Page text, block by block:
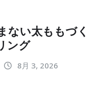
ない太ももづく
ング
8月 3, 2026